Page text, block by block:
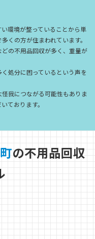
環境が整っていることから単
くの方が住まわれています。
の不用品回収が多く、重量が
処分に困っているという声を
我につながる可能性もありま
ております。
町の不用品回収